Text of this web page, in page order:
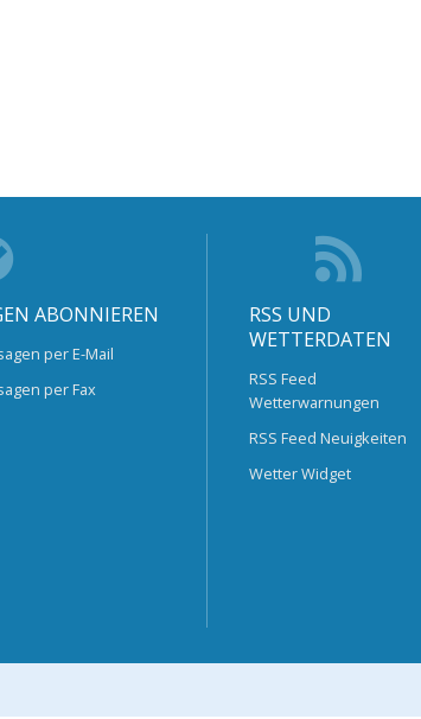
ABONNIEREN
per E-Mail
per Fax
RSS UND
WETTERDATEN
RSS Feed
Wetterwarnungen
RSS Feed Neuigkeiten
Wetter Widget